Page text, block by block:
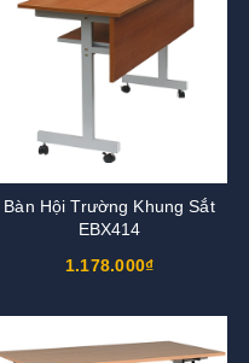
Bàn Hội Trường Khung Sắt
EBX414
1.178.000₫